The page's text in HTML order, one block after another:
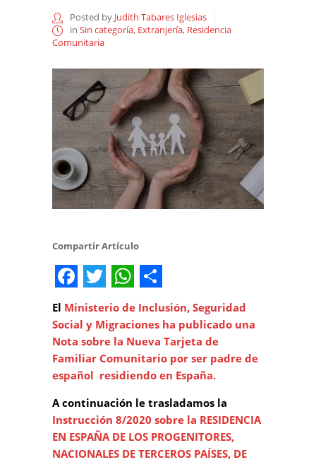
Posted by Judith Tabares Iglesias
in Sin categoría, Extranjería, Residencia
Comunitaria
Compartir Artículo
Facebook
Twitter
WhatsApp
Share
El Ministerio de Inclusión, Seguridad
Social y Migraciones ha publicado una
Nota sobre la Nueva Tarjeta de
Familiar Comunitario por ser padre de
español residiendo en España.
A continuación le trasladamos la
Instrucción 8/2020 sobre la RESIDENCIA
EN ESPAÑA DE LOS PROGENITORES,
NACIONALES DE TERCEROS PAÍSES, DE